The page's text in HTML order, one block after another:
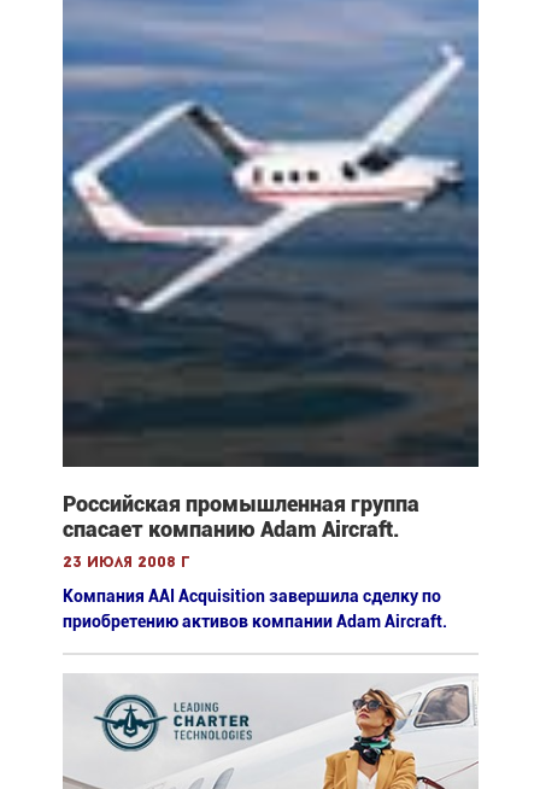
Российская промышленная группа
спасает компанию Adam Aircraft.
23 июля 2008 г
Компания AAI Acquisition завершила сделку по
приобретению активов компании Adam Aircraft.